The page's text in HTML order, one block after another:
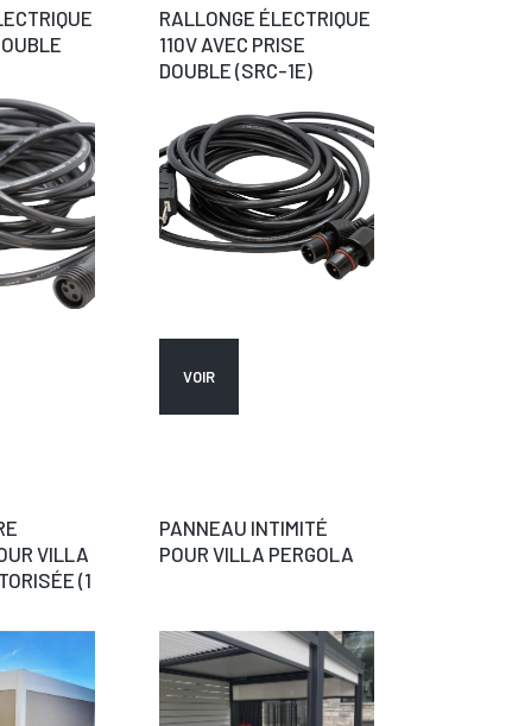
RALLONGE ÉLECTRIQUE
110V AVEC PRISE
DOUBLE (SRC-1E)
VOIR
VILLA
(1
PANNEAU INTIMITÉ
POUR VILLA PERGOLA